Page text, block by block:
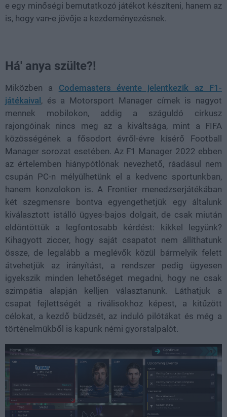
e egy minőségi bemutatkozó játékot készíteni, hanem az
is, hogy van-e jövője a kezdeményezésnek.
Há' anya szülte?!
Miközben a Codemasters évente jelentkezik az F1-
játékaival , és a Motorsport Manager címek is nagyot
mennek mobilokon, addig a száguldó cirkusz
rajongóinak nincs meg az a kiváltsága, mint a FIFA
közösségének a fősodort évről-évre kísérő Football
Manager sorozat esetében. Az F1 Manager 2022 ebben
az értelemben hiánypótlónak nevezhető, ráadásul nem
csupán PC-n mélyülhetünk el a kedvenc sportunkban,
hanem konzolokon is. A Frontier menedzserjátékában
két szegmensre bontva egyengethetjük egy általunk
kiválasztott istálló ügyes-bajos dolgait, de csak miután
eldöntöttük a legfontosabb kérdést: kikkel legyünk?
Kihagyott ziccer, hogy saját csapatot nem állíthatunk
össze, de legalább a meglévők közül bármelyik felett
átvehetjük az irányítást, a rendszer pedig ügyesen
igyekszik minden lehetőséget megadni, hogy ne csak
szimpátia alapján kelljen választanunk. Láthatjuk a
csapat fejlettségét a riválisokhoz képest, a kitűzött
célokat, a kezdő büdzsét, az induló pilótákat és még a
történelmükből is kapunk némi gyorstalpalót.